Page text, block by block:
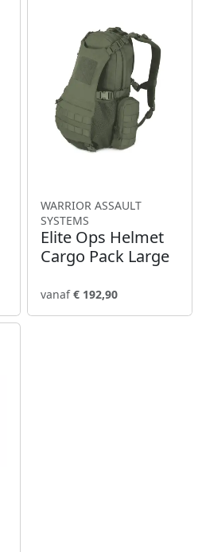
WARRIOR ASSAULT
SYSTEMS
Elite Ops Helmet
Cargo Pack Large
vanaf€ 192,90